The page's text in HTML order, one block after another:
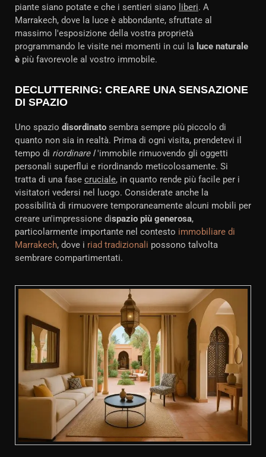
piante siano potate e che i sentieri siano liberi. A
Marrakech, dove la luce è abbondante, sfruttate al
massimo l'esposizione della vostra proprietà
programmando le visite nei momenti in cui la luce naturale
è più favorevole al vostro immobile.
DECLUTTERING: CREARE UNA SENSAZIONE
DI SPAZIO
Uno spazio disordinato sembra sempre più piccolo di
quanto non sia in realtà. Prima di ogni visita, prendetevi il
tempo di riordinare l'immobile rimuovendo gli oggetti
personali superflui e riordinando meticolosamente. Si
tratta di una fase cruciale, in quanto rende più facile per i
visitatori vedersi nel luogo. Considerate anche la
possibilità di rimuovere temporaneamente alcuni mobili per
creare un'impressione dispazio più generosa,
particolarmente importante nel contesto immobiliare di
Marrakech, dove i riad tradizionali possono talvolta
sembrare compartimentati.